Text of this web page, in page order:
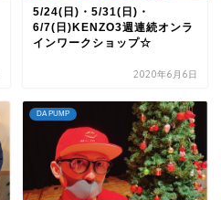
5/24(日)・5/31(日)・
6/7(日)KENZO3週連続オンラ
インワークショップ☆
2020年6月6日
DA PUMP